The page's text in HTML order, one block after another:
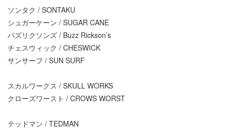
ソンタク / SONTAKU
シュガーケーン / SUGAR CANE
バズリクソンズ / Buzz Rickson’s
チェスウィック / CHESWICK
サンサーフ / SUN SURF
スカルワークス / SKULL WORKS
クローズワースト / CROWS WORST
テッドマン / TEDMAN